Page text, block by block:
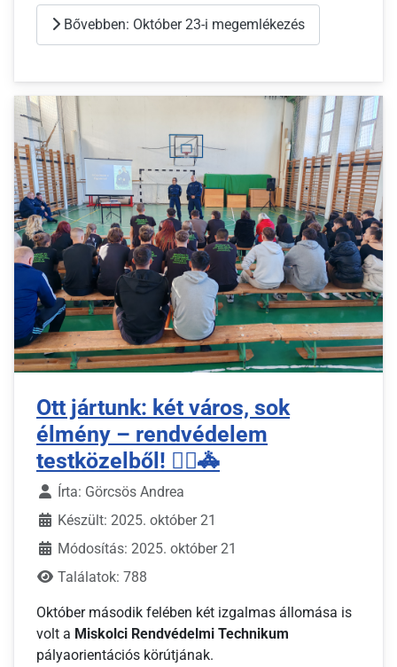
Bővebben: Október 23-i megemlékezés
Ott jártunk: két város, sok
élmény – rendvédelem
testközelből! 👮‍♀️🚓
Írta: Görcsös Andrea
Készült: 2025. október 21
Módosítás: 2025. október 21
Találatok: 788
Október második felében két izgalmas állomása is
volt a Miskolci Rendvédelmi Technikum
pályaorientációs körútjának.